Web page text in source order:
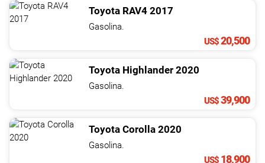
Toyota RAV4 2017
Gasolina.
US$20,500
Toyota Highlander 2020
Gasolina.
US$39,900
Toyota Corolla 2020
Gasolina.
US$ 18,900